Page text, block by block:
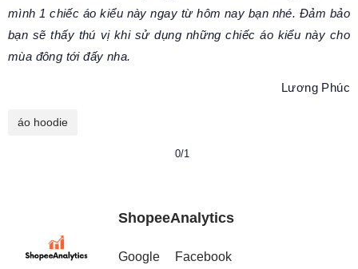
mình 1 chiếc áo kiểu này ngay từ hôm nay bạn nhé. Đảm bảo
bạn sẽ thấy thú vị khi sử dụng những chiếc áo kiểu này cho
mùa đông tới đấy nha.
Lương Phúc
áo hoodie
0/1
ShopeeAnalytics
Google Facebook